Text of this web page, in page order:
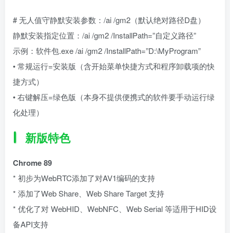
# 无人值守静默安装参数：/ai /gm2（默认绝对路径D盘）
静默安装指定位置：/ai /gm2 /InstallPath=”自定义路径”
示例：软件包.exe /ai /gm2 /InstallPath=”D:\MyProgram”
• 常规运行=安装版（含开始菜单快捷方式和程序卸载项的快
捷方式）
• 右键解压=绿色版（本身不提供便携式的软件要手动运行绿
化处理）
新版特色
Chrome 89
* 初步为WebRTC添加了对AV1编码的支持
* 添加了Web Share、Web Share Target 支持
* 优化了对 WebHID、WebNFC、Web Serial 等适用于HID设
备API支持